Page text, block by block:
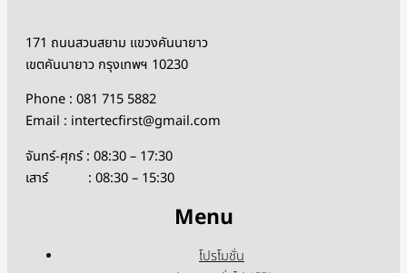
171 ถนนสวนสยาม แขวงคันนายาว
เขตคันนายาว กรุงเทพฯ 10230
Phone : 081 715 5882
Email : intertecfirst@gmail.com
จันทร์-ศุกร์ : 08:30 – 17:30
เสาร์ : 08:30 – 15:30
Menu
โปรโมชั่น